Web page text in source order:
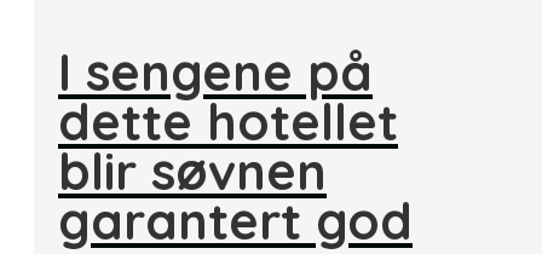
I sengene på
dette hotellet
blir søvnen
garantert god